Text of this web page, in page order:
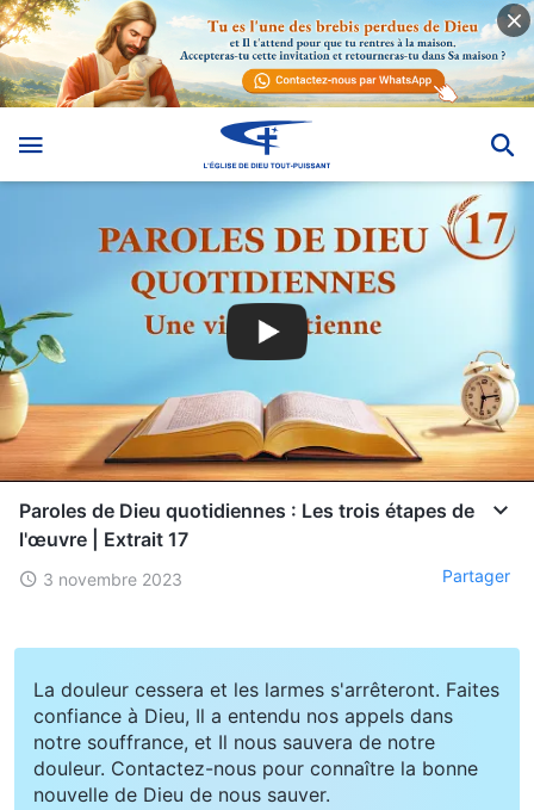
Paroles de Dieu quotidiennes : Les trois étapes de
l'œuvre | Extrait 17
3 novembre 2023 Partager
La douleur cessera et les larmes s'arrêteront. Faites
confiance à Dieu, Il a entendu nos appels dans
notre souffrance, et Il nous sauvera de notre
douleur. Contactez-nous pour connaître la bonne
nouvelle de Dieu de nous sauver.